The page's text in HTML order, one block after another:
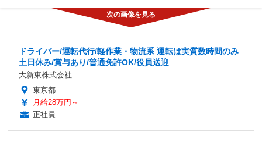
ドライバー/運転代行/軽作業・物流系 運転は実質数時間のみ
土日休み/賞与あり/普通免許OK/役員送迎
大新東株式会社
東京都
月給28万円～
正社員